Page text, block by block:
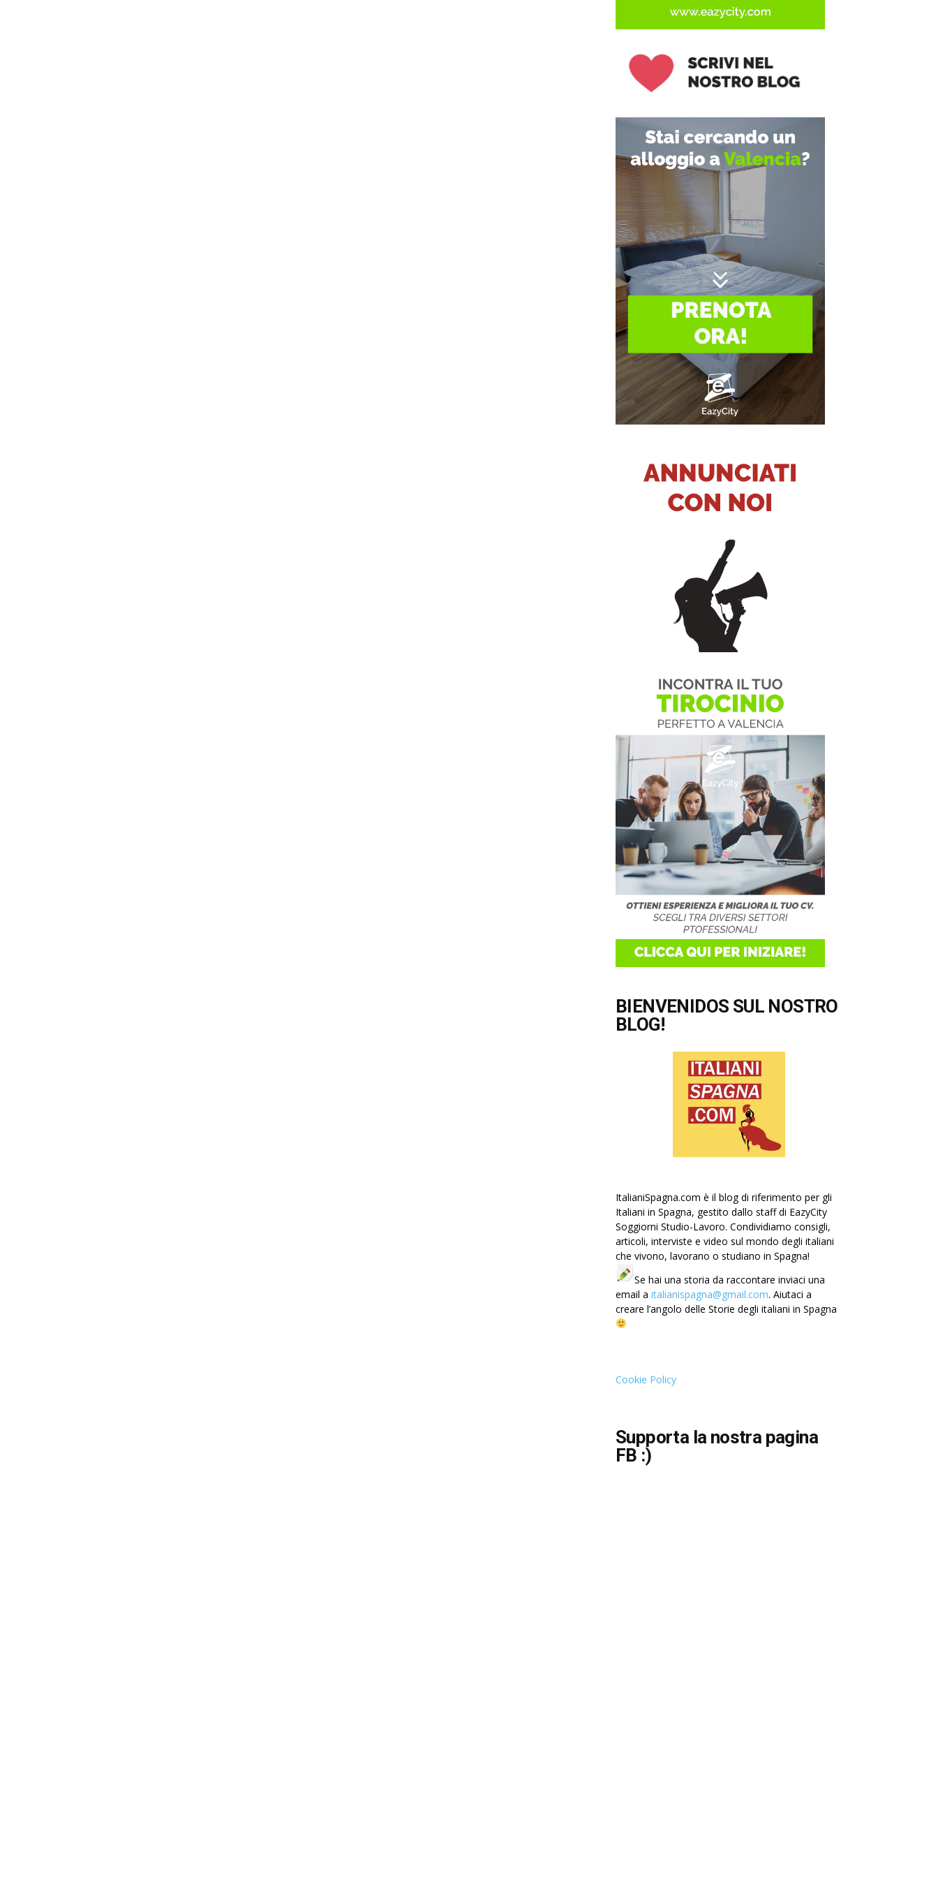
BIENVENIDOS SUL NOSTRO
BLOG!
ItalianiSpagna.com è il blog di riferimento per gli
Italiani in Spagna, gestito dallo staff di EazyCity
Soggiorni Studio-Lavoro. Condividiamo consigli,
articoli, interviste e video sul mondo degli italiani
che vivono, lavorano o studiano in Spagna!
Se hai una storia da raccontare inviaci una
email a italianispagna@gmail.com. Aiutaci a
creare l’angolo delle Storie degli italiani in Spagna
Cookie Policy
Supporta la nostra pagina
FB :)